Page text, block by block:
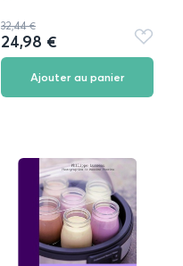
32,44 €
24,98 €
Ajouter
aux
Ajouter au panier